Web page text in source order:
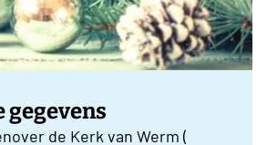
gegevens
de Kerk van Werm (